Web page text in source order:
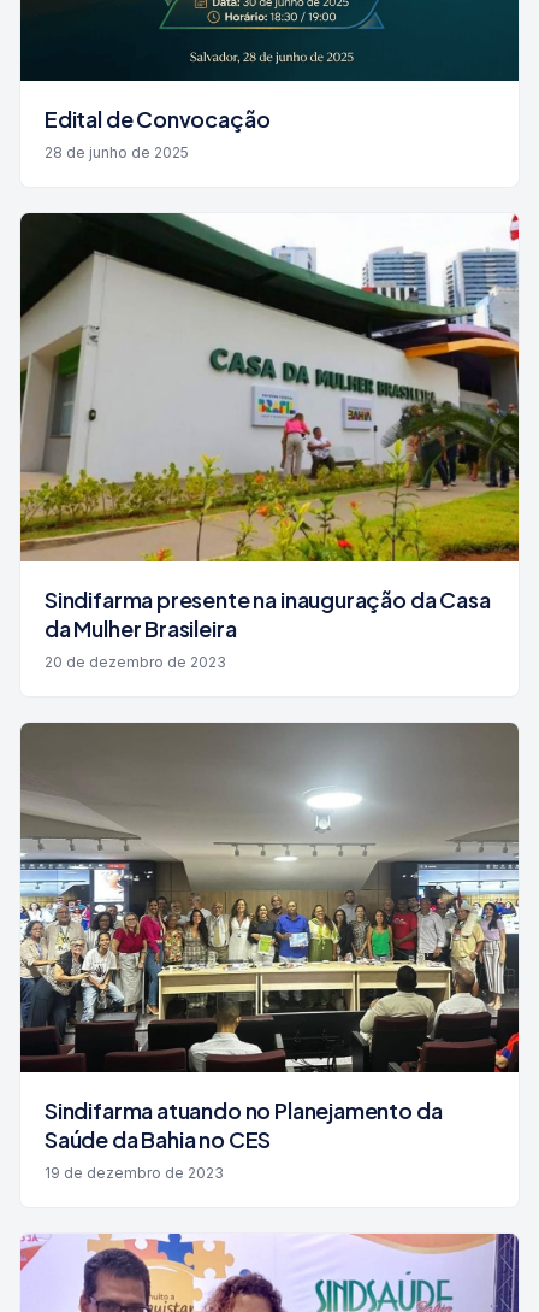
Edital de Convocação
28 de junho de 2025
Sindifarma presente na inauguração da Casa
da Mulher Brasileira
20 de dezembro de 2023
Sindifarma atuando no Planejamento da
Saúde da Bahia no CES
19 de dezembro de 2023